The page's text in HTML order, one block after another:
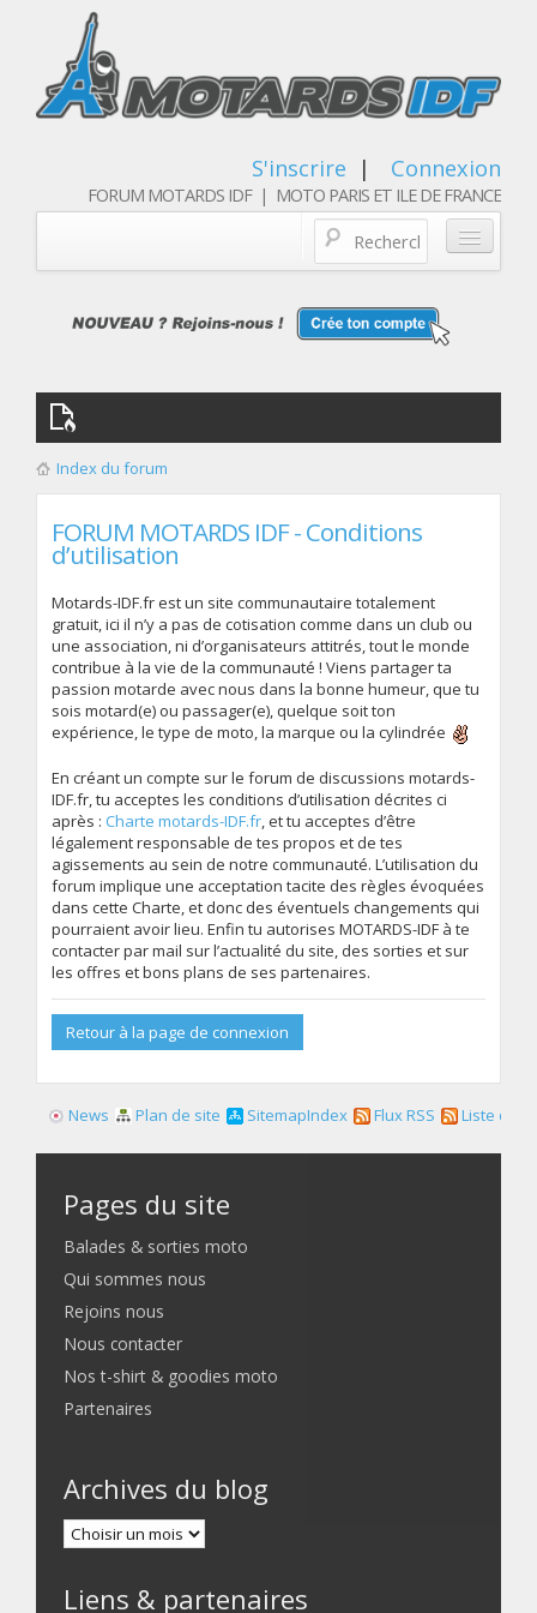
S'inscrire | Connexion
FORUM MOTARDS IDF | MOTO PARIS ET ILE DE FRANCE
Qui sommes nous
Les membres
Index du forum
FORUM MOTARDS IDF - Conditions
d’utilisation
Motards-IDF.fr est un site communautaire totalement
gratuit, ici il n’y a pas de cotisation comme dans un club ou
une association, ni d’organisateurs attitrés, tout le monde
contribue à la vie de la communauté ! Viens partager ta
passion motarde avec nous dans la bonne humeur, que tu
sois motard(e) ou passager(e), quelque soit ton
expérience, le type de moto, la marque ou la cylindrée
En créant un compte sur le forum de discussions motards-
IDF.fr, tu acceptes les conditions d’utilisation décrites ci
après : Charte motards-IDF.fr, et tu acceptes d’être
légalement responsable de tes propos et de tes
agissements au sein de notre communauté. L’utilisation du
forum implique une acceptation tacite des règles évoquées
dans cette Charte, et donc des éventuels changements qui
pourraient avoir lieu. Enfin tu autorises MOTARDS-IDF à te
contacter par mail sur l’actualité du site, des sorties et sur
les offres et bons plans de ses partenaires.
Retour à la page de connexion
News Plan de site SitemapIndex Flux RSS Liste des
Pages du site
Balades & sorties moto
Qui sommes nous
Rejoins nous
Nous contacter
Nos t-shirt & goodies moto
Partenaires
Archives du blog
Liens & partenaires